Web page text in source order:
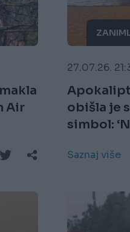
Air
27.07.26.
obišla je
simbol:
Saznaj više